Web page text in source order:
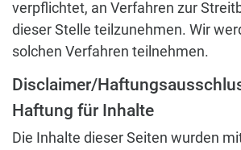
verpflichtet, an Verfahren zur
dieser Stelle teilzunehmen. Wir
solchen Verfahren teilnehmen.
Disclaimer/
Haftung für Inhalte
Die Inhalte dieser Seiten wurden